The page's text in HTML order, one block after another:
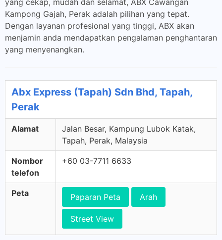
yang cekap, mudah dan selamat, ABX Cawangan
Kampong Gajah, Perak adalah pilihan yang tepat.
Dengan layanan profesional yang tinggi, ABX akan
menjamin anda mendapatkan pengalaman penghantaran
yang menyenangkan.
Abx Express (Tapah) Sdn Bhd, Tapah,
Perak
Alamat
Jalan Besar, Kampung Lubok Katak,
Tapah, Perak, Malaysia
Nombor
telefon
+60 03-7711 6633
Peta Paparan Peta Arah
Street View